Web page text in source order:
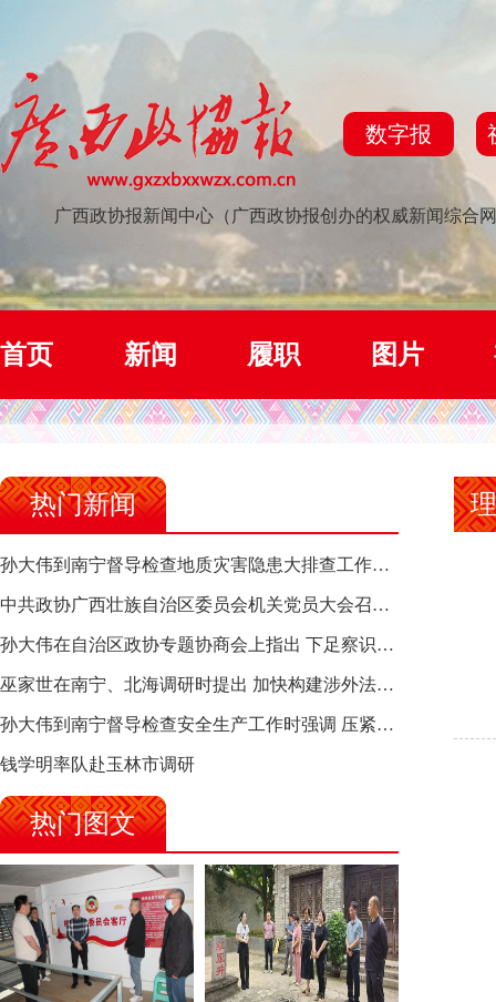
数字报
广西政协报新闻中心（广西政协报创办的权威新闻综合
首页 新闻 履职 图片
热门新闻
孙大伟到南宁督导检查地质灾害隐患大排查工作时强调 筑牢地质灾害安全防线 全力保障人民群众生命财产安全
中共政协广西壮族自治区委员会机关党员大会召开 选举产生新一届机关党委、机关纪委
孙大伟在自治区政协专题协商会上指出 下足察识谋督之功 恪尽服务大局之责 助推有色金属、关键金属产业高质量发展
巫家世在南宁、北海调研时提出 加快构建涉外法律供给集群 护航向海经济高质量发展
孙大伟到南宁督导检查安全生产工作时强调 压紧压实责任 狠抓隐患整治 坚决筑牢安全生产防线
钱学明率队赴玉林市调研
热门图文